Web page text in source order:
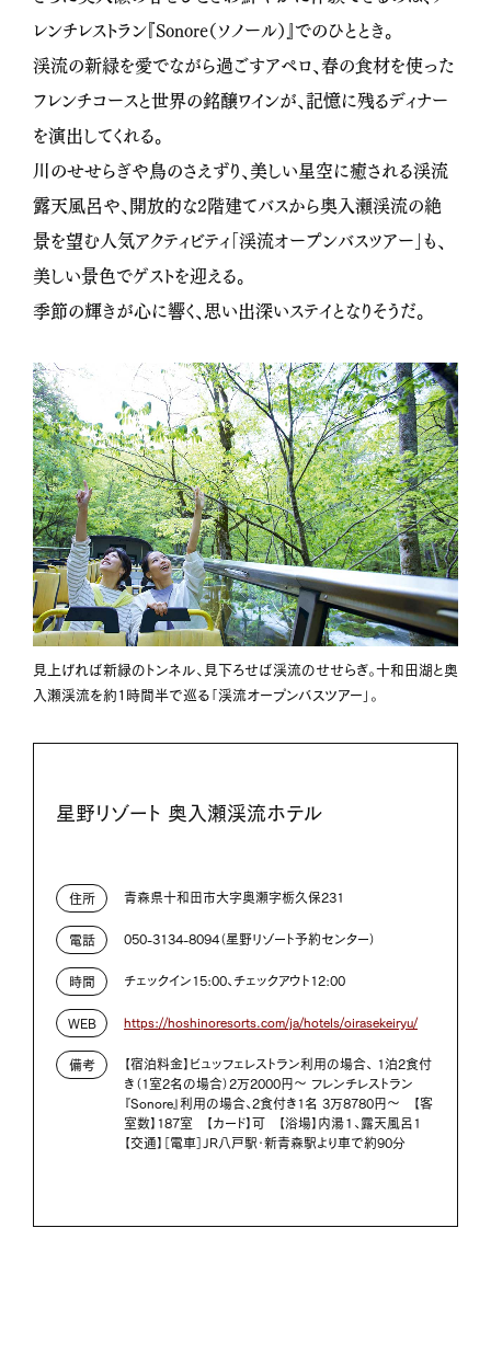
レンチレストラン『Sonore（ソノール）』でのひととき。
渓流の新緑を愛でながら過ごすアペロ、春の食材を使った
フレンチコースと世界の銘醸ワインが、記憶に残るディナー
を演出してくれる。
川のせせらぎや鳥のさえずり、美しい星空に癒される渓流
露天風呂や、開放的な2階建てバスから奥入瀬渓流の絶
景を望む人気アクティビティ「渓流オープンバスツアー」も、
美しい景色でゲストを迎える。
季節の輝きが心に響く、思い出深いステイとなりそうだ。
見上げれば新緑のトンネル、見下ろせば渓流のせせらぎ。十和田湖と奥
入瀬渓流を約1時間半で巡る「渓流オープンバスツアー」。
星野リゾート 奥入瀬渓流ホテル
住所 青森県十和田市大字奥瀬字栃久保231
電話 050-3134-8094（星野リゾート予約センター）
時間 チェックイン15:00、チェックアウト12:00
WEB https://hoshinoresorts.com/ja/hotels/oirasekeiryu/
備考
【宿泊料金】ビュッフェレストラン利用の場合、 1泊2食付
き（1室2名の場合）2万2000円～ フレンチレストラン
『Sonore』利用の場合、2食付き1名 3万8780円～ 【客
室数】187室 【カード】可 【浴場】内湯１、露天風呂1
【交通】［電車］JR八戸駅・新青森駅より車で約90分